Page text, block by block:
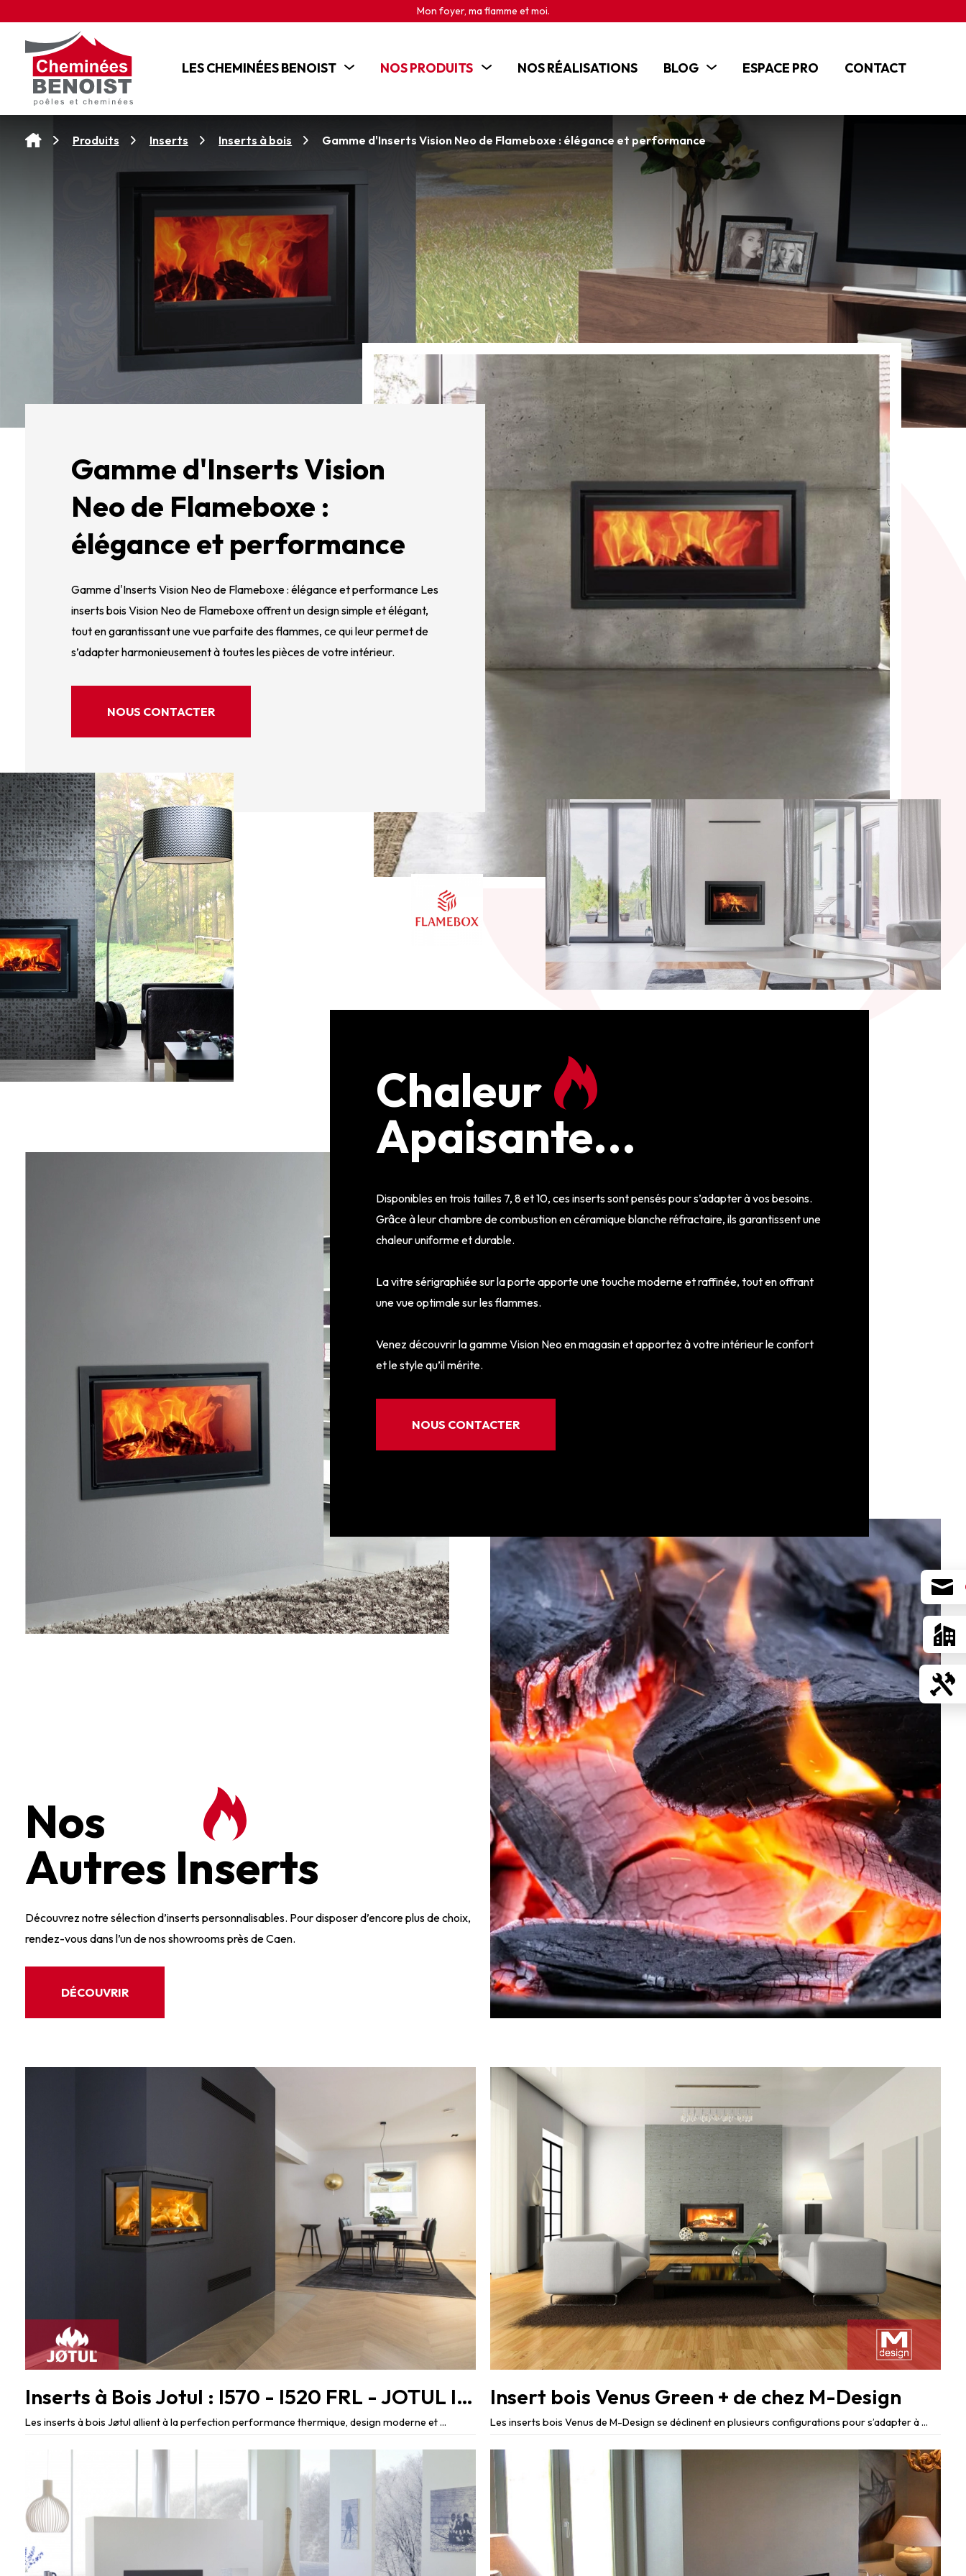
Retrouvez-nous dans nos magasins de Courseulles/mer et Mondeville !
LES CHEMINÉES BENOIST NOS PRODUITS
INSERTS
CUISINIÈRES BOIS
BRASEROS ET CHEMINÉES D'EXTÉRIEUR
NOS RÉALISATIONS BLOG
ARTICLES
TUTOS ET VIDÉOS
ESPACE PRO CONTACT
Produits Inserts Inserts à bois Gamme d'Inserts Vision Neo de Flameboxe : élégance et performance
Gamme d'Inserts Vision
Neo de Flameboxe :
élégance et performance
Gamme d'Inserts Vision Neo de Flameboxe : élégance et performance Les
inserts bois Vision Neo de Flameboxe offrent un design simple et élégant,
tout en garantissant une vue parfaite des flammes, ce qui leur permet de
s’adapter harmonieusement à toutes les pièces de votre intérieur.
NOUS CONTACTER
Chaleur
Apaisante...
Disponibles en trois tailles 7, 8 et 10, ces inserts sont pensés pour s’adapter à vos besoins.
Grâce à leur chambre de combustion en céramique blanche réfractaire, ils garantissent une
chaleur uniforme et durable.
La vitre sérigraphiée sur la porte apporte une touche moderne et raffinée, tout en offrant
une vue optimale sur les flammes.
Venez découvrir la gamme Vision Neo en magasin et apportez à votre intérieur le confort
et le style qu’il mérite.
NOUS CONTACTER
Nos
Autres Inserts
Découvrez notre sélection d’inserts personnalisables. Pour disposer d’encore plus de choix,
rendez-vous dans l’un de nos showrooms près de Caen.
DÉCOUVRIR
Inserts à Bois Jotul : I570 - I520 FRL - JOTUL I620FL - I520F
Les inserts à bois Jøtul allient à la perfection performance thermique, design moderne et ...
Insert bois Venus Green + de chez M-Design
Les inserts bois Venus de M-Design se déclinent en plusieurs configurations pour s’adapter à ...